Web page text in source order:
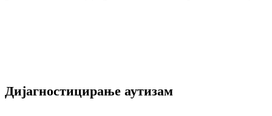
Дијагностицирање аутизам